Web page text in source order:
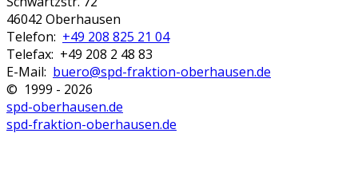
46042 Oberhausen
Telefon: +49 208 825 21 04
Telefax: +49 208 2 48 83
E-Mail: buero@spd-fraktion-oberhausen.de
© 1999 - 2026
spd-oberhausen.de
spd-fraktion-oberhausen.de